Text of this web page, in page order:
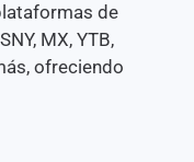
de
MX, YTB,
ofreciendo